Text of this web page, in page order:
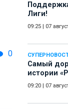
Лиги!
09:25 07
Самый
истории
09:20 07
0